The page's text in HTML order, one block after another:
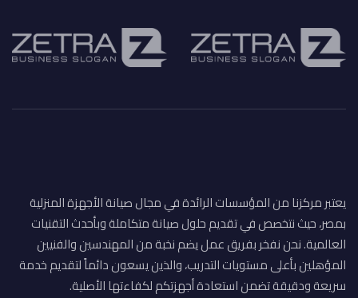
يعتبر مركزنا من المؤسسات الرائدة في مجال صيانة الأجهزة المنزلية
بمصر، حيث نتخصص في تقديم حلول صيانة متكاملة وبأحدث التقنيات
العالمية. نحن نفخر بفريق عمل يضم نخبة من المهندسين والفنيين
المؤهلين بأعلى مستويات التدريب، والذين يسعون دائماً لتقديم خدمة
سريعة ودقيقة تضمن استعادة أجهزتكم لكفاءتها الأصلية.